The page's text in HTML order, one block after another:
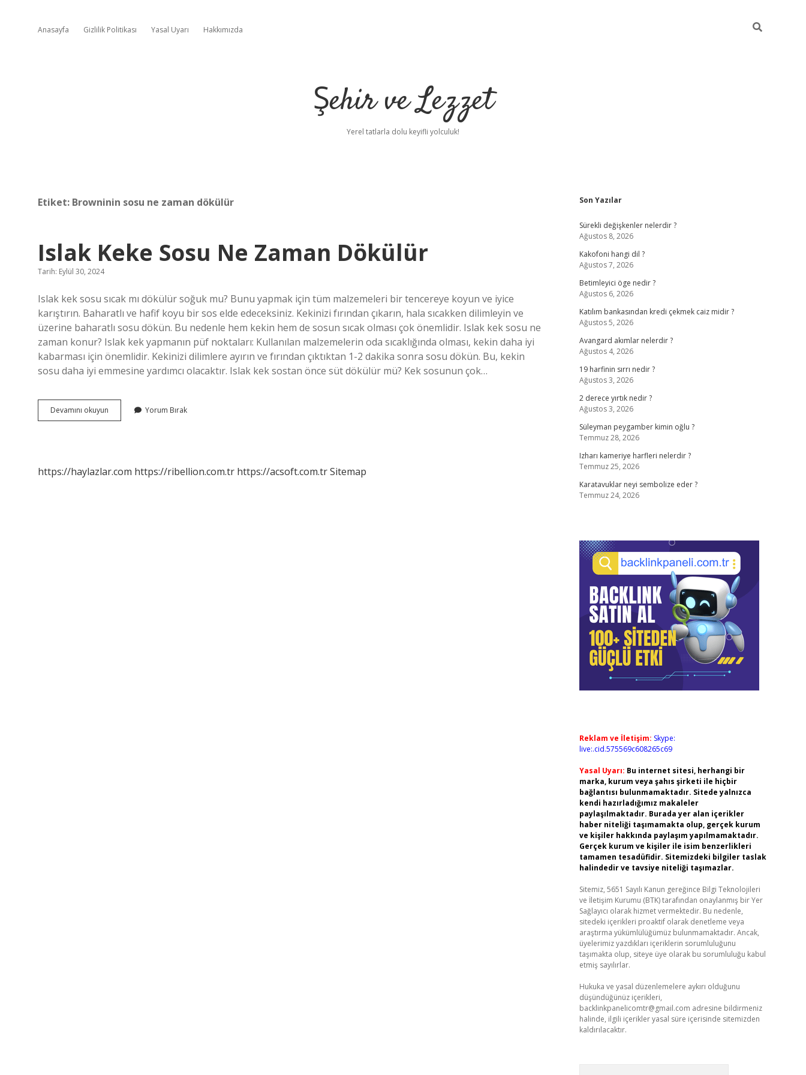
Anasayfa Gizlilik Politikası Yasal Uyarı Hakkımızda
Şehir ve Lezzet
Yerel tatlarla dolu keyifli yolculuk!
Etiket: Browninin sosu ne zaman dökülür
Islak Keke Sosu Ne Zaman Dökülür
Tarih: Eylül 30, 2024
Islak kek sosu sıcak mı dökülür soğuk mu? Bunu yapmak için tüm malzemeleri bir tencereye koyun ve iyice
karıştırın. Baharatlı ve hafif koyu bir sos elde edeceksiniz. Kekinizi fırından çıkarın, hala sıcakken dilimleyin ve
üzerine baharatlı sosu dökün. Bu nedenle hem kekin hem de sosun sıcak olması çok önemlidir. Islak kek sosu ne
zaman konur? Islak kek yapmanın püf noktaları: Kullanılan malzemelerin oda sıcaklığında olması, kekin daha iyi
kabarması için önemlidir. Kekinizi dilimlere ayırın ve fırından çıktıktan 1-2 dakika sonra sosu dökün. Bu, kekin
sosu daha iyi emmesine yardımcı olacaktır. Islak kek sostan önce süt dökülür mü? Kek sosunun çok…
Devamını okuyun
Keke
Yorum Bırak
https://haylazlar.com https://ribellion.com.tr https://acsoft.com.trSitemap
Sidebar
Son Yazılar
Sürekli değişkenler nelerdir ?
Ağustos 8, 2026
Kakofoni hangi dil ?
Ağustos 7, 2026
Betimleyici öge nedir ?
Ağustos 6, 2026
Katılım bankasından kredi çekmek caiz midir ?
Ağustos 5, 2026
Avangard akımlar nelerdir ?
Ağustos 4, 2026
19 harfinin sırrı nedir ?
Ağustos 3, 2026
2 derece yırtık nedir ?
Ağustos 3, 2026
Süleyman peygamber kimin oğlu ?
Temmuz 28, 2026
Izharı kameriye harfleri nelerdir ?
Temmuz 25, 2026
Karatavuklar neyi sembolize eder ?
Temmuz 24, 2026
Reklam ve İletişim: Skype:
live:.cid.575569c608265c69
Yasal Uyarı: Bu internet sitesi, herhangi bir
marka, kurum veya şahıs şirketi ile hiçbir
bağlantısı bulunmamaktadır. Sitede yalnızca
kendi hazırladığımız makaleler
paylaşılmaktadır. Burada yer alan içerikler
haber niteliği taşımamakta olup, gerçek kurum
ve kişiler hakkında paylaşım yapılmamaktadır.
Gerçek kurum ve kişiler ile isim benzerlikleri
tamamen tesadüfidir. Sitemizdeki bilgiler taslak
halindedir ve tavsiye niteliği taşımazlar.
Sitemiz, 5651 Sayılı Kanun gereğince Bilgi Teknolojileri
ve İletişim Kurumu (BTK) tarafından onaylanmış bir Yer
Sağlayıcı olarak hizmet vermektedir. Bu nedenle,
sitedeki içerikleri proaktif olarak denetleme veya
araştırma yükümlülüğümüz bulunmamaktadır. Ancak,
üyelerimiz yazdıkları içeriklerin sorumluluğunu
taşımakta olup, siteye üye olarak bu sorumluluğu kabul
etmiş sayılırlar.
Hukuka ve yasal düzenlemelere aykırı olduğunu
düşündüğünüz içerikleri,
backlinkpanelicomtr@gmail.com adresine bildirmeniz
halinde, ilgili içerikler yasal süre içerisinde sitemizden
kaldırılacaktır.